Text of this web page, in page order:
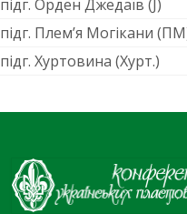
підг. Орден Джедаїв (J)
підг. Плем’я Могікани
підг. Хуртовина (Хурт.)